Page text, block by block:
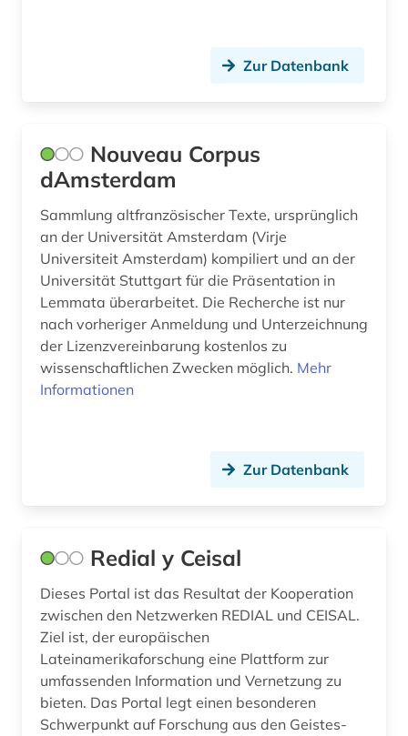
Zur Datenbank
Nouveau Corpus
dAmsterdam
Sammlung altfranzösischer Texte, ursprünglich
an der Universität Amsterdam (Virje
Universiteit Amsterdam) kompiliert und an der
Universität Stuttgart für die Präsentation in
Lemmata überarbeitet. Die Recherche ist nur
nach vorheriger Anmeldung und Unterzeichnung
der Lizenzvereinbarung kostenlos zu
wissenschaftlichen Zwecken möglich. Mehr
Informationen
Zur Datenbank
Redial y Ceisal
Dieses Portal ist das Resultat der Kooperation
zwischen den Netzwerken REDIAL und CEISAL.
Ziel ist, der europäischen
Lateinamerikaforschung eine Plattform zur
umfassenden Information und Vernetzung zu
bieten. Das Portal legt einen besonderen
Schwerpunkt auf Forschung aus den Geistes-